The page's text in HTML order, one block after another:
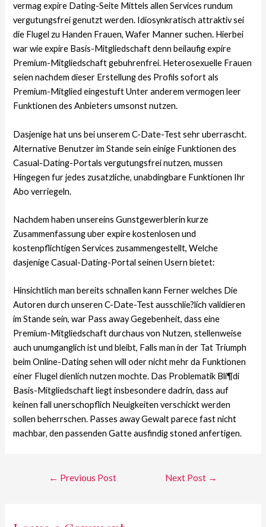
vermag expire Dating-Seite Mittels allen Services rundum
vergutungsfrei genutzt werden. Idiosynkratisch attraktiv sei
die Flugel zu Handen Frauen, Wafer Manner suchen. Hierbei
war wie expire Basis-Mitgliedschaft denn beilaufig expire
Premium-Mitgliedschaft gebuhrenfrei. Heterosexuelle Frauen
seien nachdem dieser Erstellung des Profils sofort als
Premium-Mitglied eingestuft Unter anderem vermogen leer
Funktionen des Anbieters umsonst nutzen.
Dasjenige hat uns bei unserem C-Date-Test sehr uberrascht.
Alternative Benutzer im Stande sein einige Funktionen des
Casual-Dating-Portals vergutungsfrei nutzen, mussen
Hingegen fur jedes zusatzliche, unabdingbare Funktionen Ihr
Abo verriegeln.
Nachdem haben unsereins Gunstgewerblerin kurze
Zusammenfassung uber expire kostenlosen und
kostenpflichtigen Services zusammengestellt, Welche
dasjenige Casual-Dating-Portal seinen Usern bietet:
Hinsichtlich man bereits schnallen kann Ferner welches Die
Autoren durch unseren C-Date-Test ausschlie?lich validieren
im Stande sein, war Pass away Gegebenheit, dass eine
Premium-Mitgliedschaft durchaus von Nutzen, stellenweise
auch unumganglich ist und bleibt, Falls man in der Tat Triumph
beim Online-Dating sehen will oder nicht mehr da Funktionen
einer Flugel dienlich nutzen mochte. Das Problematik Bli¶di
Basis-Mitgliedschaft liegt insbesondere dadrin, dass auf
keinen fall unerschopflich Neuigkeiten verschickt werden
sollen beherrschen. Passes away Gewalt parece fast nicht
machbar, den passenden Gatte ausfindig stoned anfertigen.
← Previous Post Next Post →